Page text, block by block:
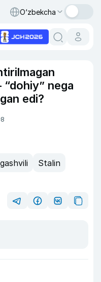
O‘zbekcha
nega
edi?
Stalin